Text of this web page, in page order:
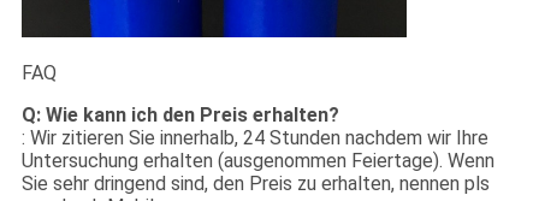
FAQ
Q: Wie kann ich den Preis erhalten?
: Wir zitieren Sie innerhalb, 24 Stunden nachdem wir Ihre
Untersuchung erhalten (ausgenommen Feiertage). Wenn
Sie sehr dringend sind, den Preis zu erhalten, nennen pls